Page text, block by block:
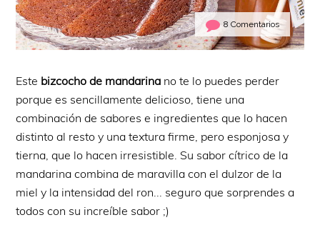
8 Comentarios
Este bizcocho de mandarina no te lo puedes perder
porque es sencillamente delicioso, tiene una
combinación de sabores e ingredientes que lo hacen
distinto al resto y una textura firme, pero esponjosa y
tierna, que lo hacen irresistible. Su sabor cítrico de la
mandarina combina de maravilla con el dulzor de la
miel y la intensidad del ron... seguro que sorprendes a
todos con su increíble sabor ;)